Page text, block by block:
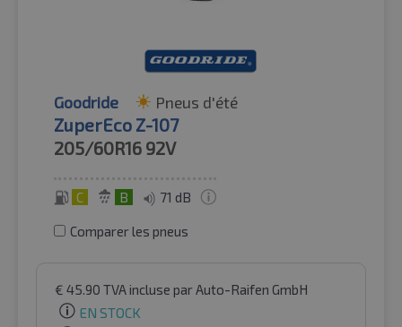
Goodride Pneus d'été
ZuperEco Z-107
205/60R16 92V
C B 71 dB
Comparer les pneus
€ 45.90 TVA incluse par Auto-Raifen GmbH
EN STOCK